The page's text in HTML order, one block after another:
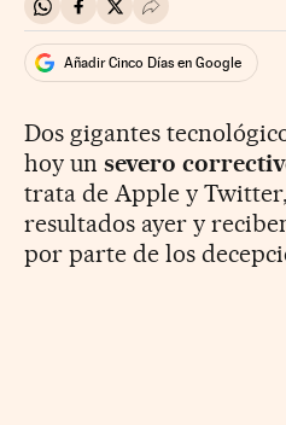
Compartir en Whatsapp
Compartir en Facebook
Compartir en Twitter
Desplegar
Añadir Cinco Días en Google
Dos gigantes
hoy un severo
trata de Apple y
resultados ayer y
por parte de los